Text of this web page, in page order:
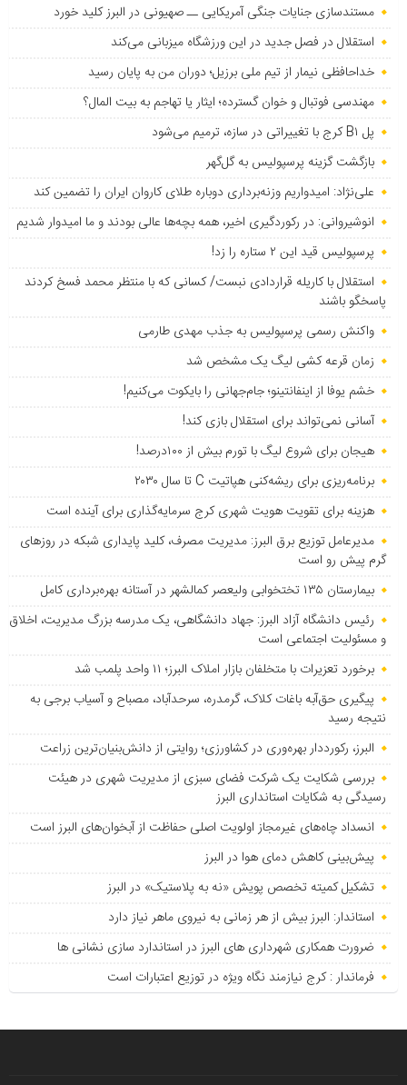
مستندسازی جنایات جنگی آمریکایی ــ صهیونی در البرز کلید خورد
استقلال در فصل جدید در این ورزشگاه میزبانی می‌کند
خداحافظی نیمار از تیم ملی برزیل؛ دوران من به پایان رسید
مهندسی فوتبال و خوان گسترده؛ ایثار یا تهاجم به بیت المال؟
پل B۱ کرج با تغییراتی در سازه، ترمیم می‌شود
بازگشت گزینه پرسپولیس به ‌گل‌گهر
علی‌نژاد: امیدواریم وزنه‌برداری دوباره طلای کاروان ایران را تضمین کند
انوشیروانی: در رکوردگیری اخیر، همه بچه‌ها عالی بودند و ما امیدوار شدیم
پرسپولیس قید این ۲ ستاره را زد!
استقلال با کاریله قراردادی نبست/ کسانی که با منتظر محمد فسخ کردند
پاسخگو باشند
واکنش رسمی پرسپولیس به جذب مهدی طارمی
زمان قرعه کشی لیگ یک مشخص شد
خشم یوفا از اینفانتینو؛ جام‌جهانی را بایکوت می‌کنیم!
آسانی نمی‌تواند برای استقلال بازی کند!
هیجان برای شروع لیگ با تورم بیش از ۱۰۰درصد!
برنامه‌ریزی برای ریشه‌کنی هپاتیت C تا سال ۲۰۳۰
هزینه برای تقویت هویت شهری کرج سرمایه‌گذاری برای آینده است
مدیرعامل توزیع برق البرز: مدیریت مصرف، کلید پایداری شبکه در روزهای
گرم پیش رو است
بیمارستان ۱۳۵ تختخوابی ولیعصر کمالشهر در آستانه بهره‌برداری کامل
رئیس دانشگاه آزاد البرز: جهاد دانشگاهی، یک مدرسه بزرگ مدیریت، اخلاق
و مسئولیت اجتماعی است
برخورد تعزیرات با متخلفان بازار املاک البرز؛ ۱۱ واحد پلمب شد
پیگیری حق‌آبه باغات کلاک، گرمدره، سرحدآباد، مصباح و آسیاب برجی به
نتیجه رسید
البرز، رکورددار بهره‌وری در کشاورزی؛ روایتی از دانش‌بنیان‌ترین زراعت
بررسی شکایت یک شرکت فضای سبزی از مدیریت شهری در هیئت
رسیدگی به شکایات استانداری البرز
انسداد چاه‌های غیرمجاز اولویت اصلی حفاظت از آبخوان‌های البرز است
پیش‌بینی کاهش دمای هوا در البرز
تشکیل کمیته تخصص پویش «نه به پلاستیک» در البرز
استاندار: البرز بیش از هر زمانی به نیروی ماهر نیاز دارد
ضرورت همکاری شهرداری های البرز در استاندارد سازی نشانی ها
فرماندار : کرج نیازمند نگاه ویژه در توزیع اعتبارات است